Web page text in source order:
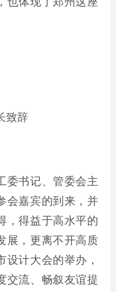
致辞
委书记、管委会主
会嘉宾的到来，并
，得益于高水平的
展，更离不开高质
计大会的举办，
交流、畅叙友谊提